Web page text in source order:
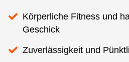
Körperliche Fitness und
Geschick
Zuverlässigkeit und